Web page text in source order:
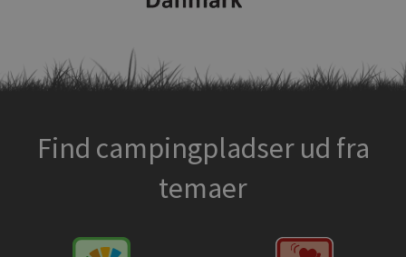
Find campingpladser ud fra
temaer